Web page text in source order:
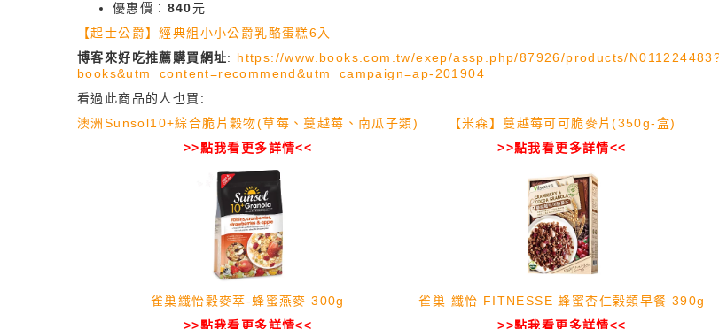
優惠價： 840元
【起士公爵】經典組小小公爵乳酪蛋糕6入
博客來好吃推薦購買網址: https://www.books.com.tw/exep/assp.php/87926/products/
books&utm_content=recommend&utm_campaign=ap-201904
看過此商品的人也買:
澳洲Sunsol10+綜合脆片穀物(草莓、蔓越莓、南瓜子類)
>>點我看更多詳情<<
【米森】蔓越莓可可脆麥片(350g-盒)
>>點我看更多詳情<<
雀巢纖怡穀麥萃-蜂蜜燕麥 300g
>>點我看更多詳情<<
雀巢 纖怡 FITNESSE 蜂蜜杏仁榖類早餐 390g
>>點我看更多詳情<<